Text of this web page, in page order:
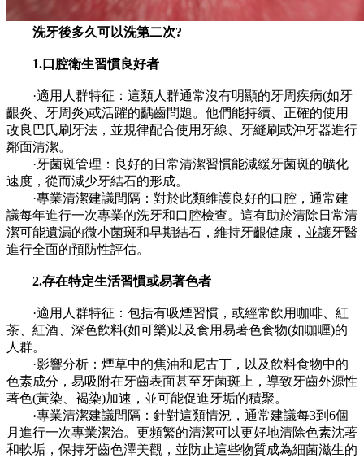
洗牙後多久可以洗第二次?
1.口腔衛生習慣良好者
·適用人群特征：這類人群通常沒有明顯的牙周疾病(如牙
齦炎、牙周炎)或活躍的齲齒問題。他們能持續、正確的使用
改良巴氏刷牙法，並規律配合使用牙線、牙縫刷或沖牙器進行
鄰面清潔。
·牙菌斑管理：良好的日常清潔習慣能減緩牙菌斑的礦化
速度，從而減少牙結石的形成。
·專業清潔建議間隔：對於此類維護良好的口腔，通常建
議每年進行一次專業的洗牙和口腔檢查。這有助於清除日常清
潔可能遺漏的微小菌斑和早期結石，維持牙齦健康，並讓牙醫
進行全面的預防性評估。
2.存在特定生活習慣或易著色者
·適用人群特征：包括有吸煙習慣，或經常飲用咖啡、紅
茶、紅酒、深色飲料(如可樂)以及食用易著色食物(如咖喱)的
人群。
·影響分析：煙草中的焦油和尼古丁，以及飲料食物中的
色素成分，易吸附在牙齒表面甚至牙菌斑上，導致牙齒外源性
著色(黃染、褐染)加速，並可能促進牙垢的積聚。
·專業清潔建議間隔：針對這類情況，通常建議每3到6個
月進行一次專業潔治。更頻繁的清潔可以更好地清除色素沈著
和軟垢，保持牙齒色澤美觀，並防止這些物質成為細菌滋生的